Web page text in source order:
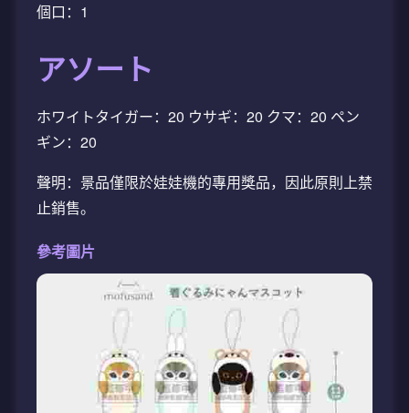
個口：1
アソート
ホワイトタイガー：20 ウサギ：20 クマ：20 ペン
ギン：20
聲明：景品僅限於娃娃機的專用獎品，因此原則上禁
止銷售。
參考圖片